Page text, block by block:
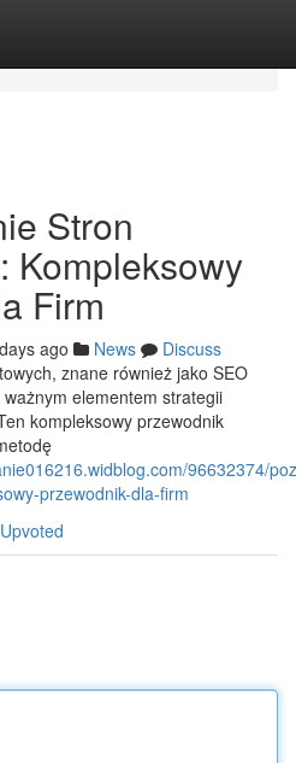
Stron
Kompleksowy
Firm
ago News
Discuss
znane również jako SEO
elementem strategii
kompleksowy przewodnik
96632374/
przewodnik-dla-firm